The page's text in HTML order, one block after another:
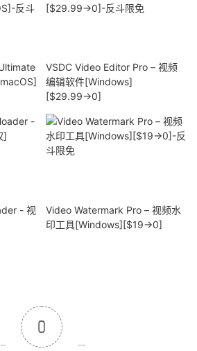
VSDC Video Editor Pro – 视频
编辑软件[Windows]
[$29.99→0]
- 视
Video Watermark Pro – 视频水
印工具[Windows][$19→0]
0